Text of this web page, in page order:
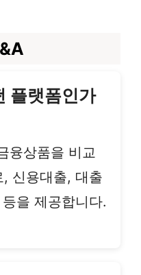
플랫폼인가
융상품을 비교
신용대출, 대출
을 제공합니다.